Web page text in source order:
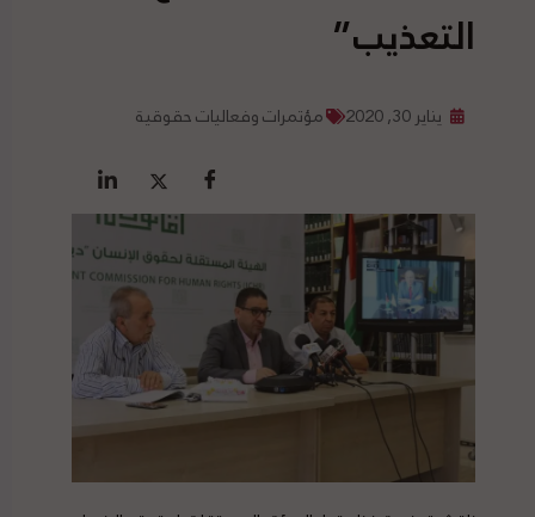
التعذيب”
يناير 30, 2020 مؤتمرات وفعاليات حقوقية